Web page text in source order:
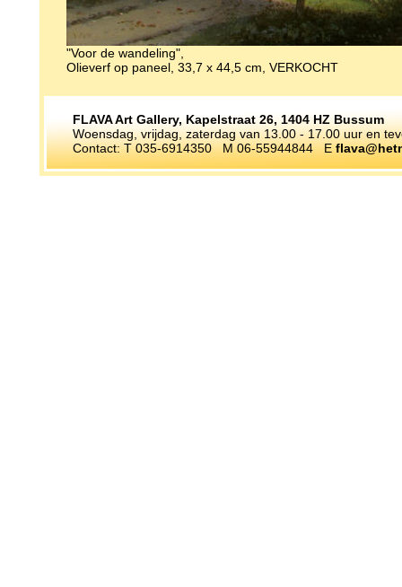
"Voor de wandeling",
Olieverf op paneel, 33,7 x 44,5 cm, VERKOCHT
FLAVA Art Gallery, Kapelstraat 26, 1404 HZ Bussum
Woensdag, vrijdag, zaterdag van 13.00 - 17.00 uur en
Contact: T 035-6914350 M 06-55944844 E